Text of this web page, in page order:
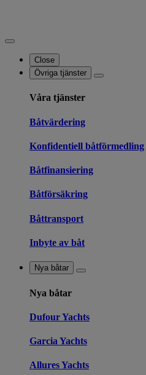
Close
Övriga tjänster
Våra tjänster
Båtvärdering
Konfidentiell båtförmedling
Båtfinansiering
Båtförsäkring
Båttransport
Inbyte av båt
Nya båtar
Nya båtar
Dufour Yachts
Garcia Yachts
Allures Yachts